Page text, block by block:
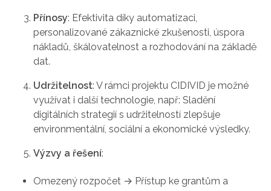
Přínosy: Efektivita díky automatizaci,
personalizované zákaznické zkušenosti, úspora
nákladů, škálovatelnost a rozhodování na základě
dat.
Udržitelnost: V rámci projektu CIDIVID je možné
využívat i další technologie, např: Sladění
digitálních strategií s udržitelností zlepšuje
environmentální, sociální a ekonomické výsledky.
Výzvy a řešení:
Omezený rozpočet → Přístup ke grantům a